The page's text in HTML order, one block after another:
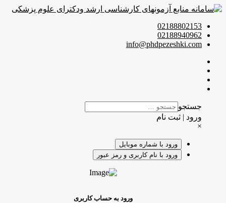
02188802153
02188940962
info@phdpezeshki.com
جستجو
ورود | ثبت نام
×
ورود با شماره موبایل
ورود با نام کاربری و رمز عبور
ورود به حساب کاربری